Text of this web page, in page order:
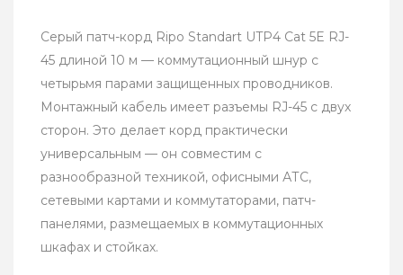
Серый патч-корд Ripo Standart UTP4 Cat 5E RJ-
45 длиной 10 м — коммутационный шнур с
четырьмя парами защищенных проводников.
Монтажный кабель имеет разъемы RJ-45 с двух
сторон. Это делает корд практически
универсальным — он совместим с
разнообразной техникой, офисными АТС,
сетевыми картами и коммутаторами, патч-
панелями, размещаемых в коммутационных
шкафах и стойках.